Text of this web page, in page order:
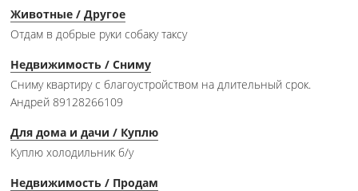
Животные / Другое
Отдам в добрые руки собаку таксу
Недвижимость / Сниму
Сниму квартиру с благоустройством на длительный срок.
Андрей 89128266109
Для дома и дачи / Куплю
Куплю холодильник б/у
Недвижимость / Продам